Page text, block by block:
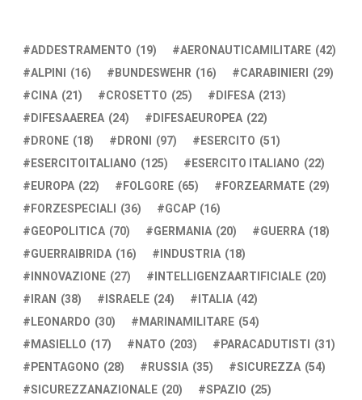
ADDESTRAMENTO (19) AERONAUTICAMILITARE (42)
ALPINI (16) BUNDESWEHR (16) CARABINIERI (29)
CINA (21) CROSETTO (25) DIFESA (213)
DIFESAAEREA (24) DIFESAEUROPEA (22)
DRONE (18) DRONI (97) ESERCITO (51)
ESERCITOITALIANO (125) ESERCITO ITALIANO (22)
EUROPA (22) FOLGORE (65) FORZEARMATE (29)
FORZESPECIALI (36) GCAP (16)
GEOPOLITICA (70) GERMANIA (20) GUERRA (18)
GUERRAIBRIDA (16) INDUSTRIA (18)
INNOVAZIONE (27) INTELLIGENZAARTIFICIALE (20)
IRAN (38) ISRAELE (24) ITALIA (42)
LEONARDO (30) MARINAMILITARE (54)
MASIELLO (17) NATO (203) PARACADUTISTI (31)
PENTAGONO (28) RUSSIA (35) SICUREZZA (54)
SICUREZZANAZIONALE (20) SPAZIO (25)